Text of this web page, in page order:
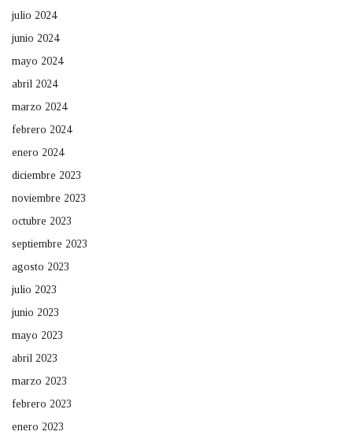
julio 2024
junio 2024
mayo 2024
abril 2024
marzo 2024
febrero 2024
enero 2024
diciembre 2023
noviembre 2023
octubre 2023
septiembre 2023
agosto 2023
julio 2023
junio 2023
mayo 2023
abril 2023
marzo 2023
febrero 2023
enero 2023